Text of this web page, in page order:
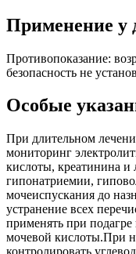
Применение у
Противопоказание:
безопасность не
Особые
При длительном
мониторинг
кислоты, креатинина
гипонатриемии,
мочеиспускания до
устранение всех
применять при
мочевой кислоты.При